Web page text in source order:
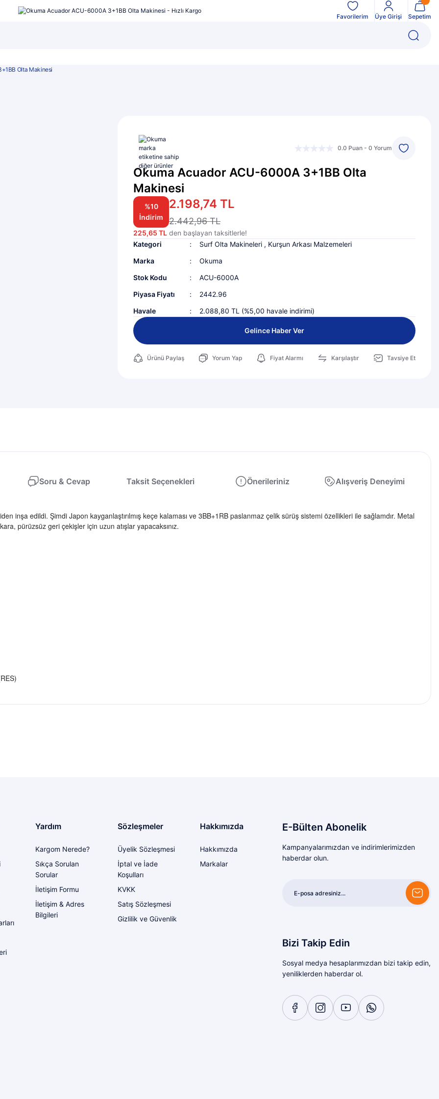
Favorilerim Üye Girişi Sepetim
Olta Makinesi
0.0 Puan - 0 Yorum
Okuma Acuador ACU-6000A 3+1BB Olta
Makinesi
%10
İndirim
2.198,74 TL
2.442,96 TL
225,65 TL den başlayan taksitlerle!
Kategori
Surf Olta Makineleri , Kurşun Arkası Malzemeleri
Marka
Okuma
Stok Kodu
ACU-6000A
Piyasa Fiyatı
2442.96
Havale
2.088,80 TL (%5,00 havale indirimi)
Gelince Haber Ver
Ürünü Paylaş Yorum Yap Fiyat Alarmı Karşılaştır Tavsiye Et
Soru & Cevap Taksit Seçenekleri Önerileriniz Alışveriş Deneyimi
inşa edildi. Şimdi Japon kayganlaştırılmış keçe kalaması ve 3BB+1RB paslanmaz çelik sürüş sistemi özellikleri ile sağlamdır. Metal
pürüzsüz geri çekişler için uzun atışlar yapacaksınız.
Gönder
Yardım
Kargom Nerede?
Sıkça Sorulan
Sorular
İletişim Formu
İletişim & Adres
Bilgileri
Sözleşmeler
Üyelik Sözleşmesi
İptal ve İade
Koşulları
KVKK
Satış Sözleşmesi
Gizlilik ve Güvenlik
Hakkımızda
Hakkımızda
Markalar
E-Bülten Abonelik
Kampanyalarımızdan ve indirimlerimizden
haberdar olun.
Bizi Takip Edin
Sosyal medya hesaplarımızdan bizi takip edin,
yeniliklerden haberdar ol.